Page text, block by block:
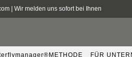
| Wir melden uns sofort bei Ihnen
FÜR